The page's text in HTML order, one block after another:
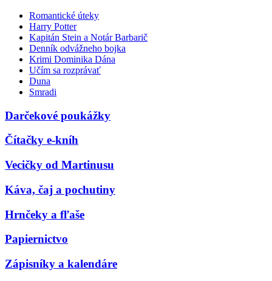
Romantické úteky
Harry Potter
Kapitán Stein a Notár Barbarič
Denník odvážneho bojka
Krimi Dominika Dána
Učím sa rozprávať
Duna
Smradi
Darčekové poukážky
Čítačky e-kníh
Vecičky od Martinusu
Káva, čaj a pochutiny
Hrnčeky a fľaše
Papiernictvo
Zápisníky a kalendáre